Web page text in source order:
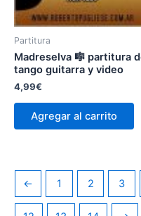
Partitura
Madreselva 🎼 partitura
tango guitarra y video
4,99€
Agregar al carrito
← 1 2 3